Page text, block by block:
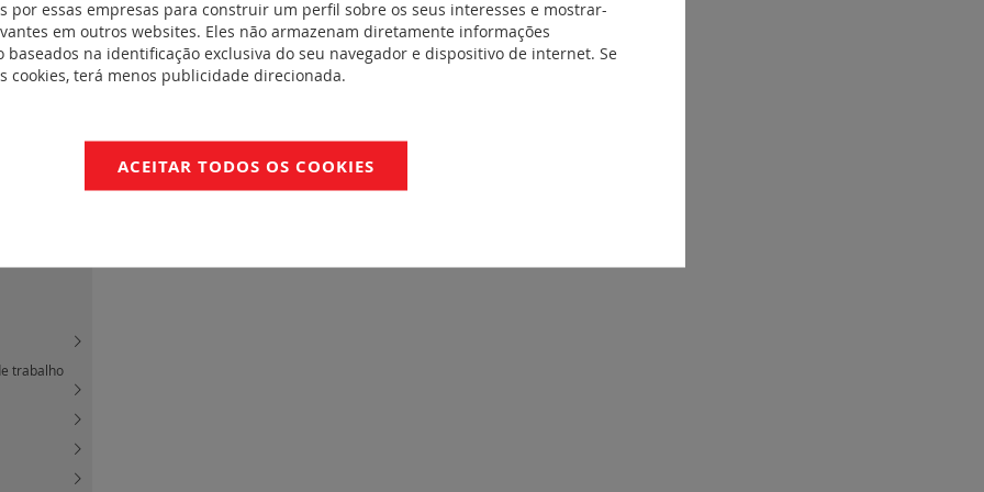
de
trabalho
por essas empresas para construir um perfil sobre os seus interesses e mostrar-
em outros websites. Eles não armazenam diretamente informações
baseados na identificação exclusiva do seu navegador e dispositivo de internet. Se
cookies, terá menos publicidade direcionada.
ACEITAR TODOS OS COOKIES